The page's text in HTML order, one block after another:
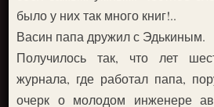
было у них так много книг!..
Васин папа дружил с Эдькиным.
Получилось так, что лет
журнала, где работал папа,
очерк о молодом инженере